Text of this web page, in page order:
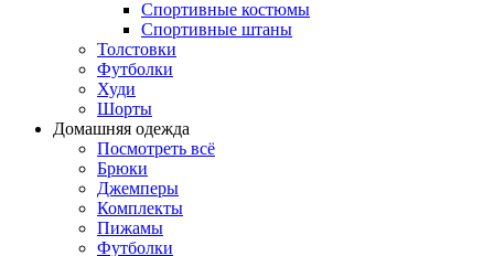
Спортивные костюмы
Спортивные штаны
Толстовки
Футболки
Худи
Шорты
Домашняя одежда
Посмотреть всё
Брюки
Джемперы
Комплекты
Пижамы
Футболки